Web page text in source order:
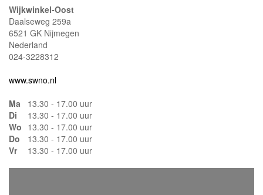
Wijkwinkel-Oost
Daalseweg 259a
6521 GK Nijmegen
Nederland
024-3228312
www.swno.nl
Ma
13.30 - 17.00 uur
Di
13.30 - 17.00 uur
Wo 13.30 - 17.00 uur
Do
13.30 - 17.00 uur
Vr
13.30 - 17.00 uur